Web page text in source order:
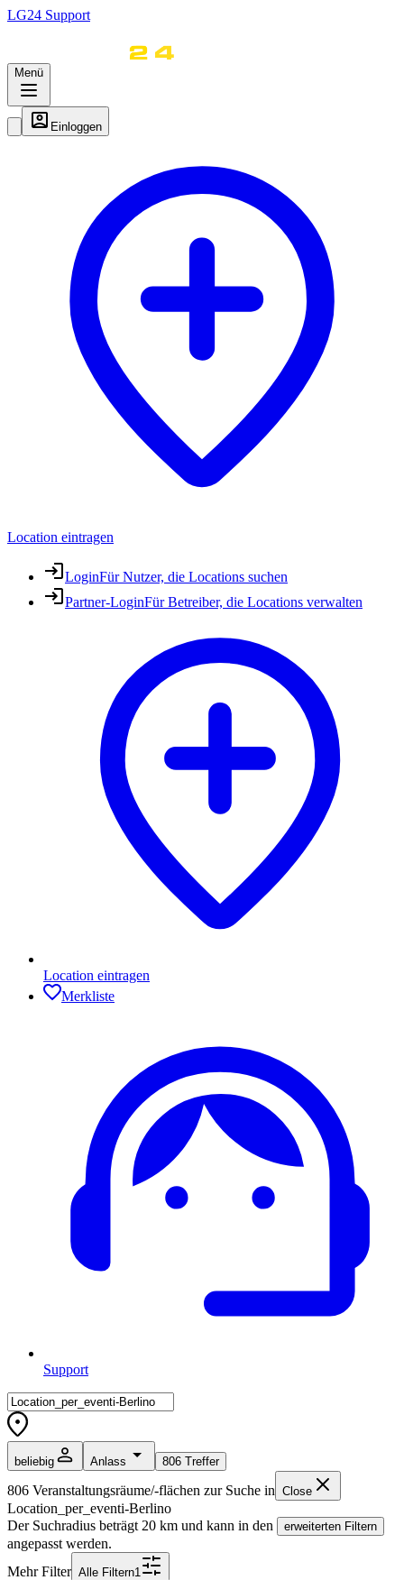
LG24 Support
Menü
Einloggen
Location eintragen
LoginFür Nutzer, die Locations suchen
Partner-LoginFür Betreiber, die Locations verwalten
Location eintragen
Merkliste
Support
beliebig Anlass 806 Treffer
806 Veranstaltungsräume/-flächen zur Suche in Close
Location_per_eventi-Berlino
Der Suchradius beträgt 20 km und kann in den erweiterten Filtern
angepasst werden.
Mehr Filter Alle Filtern1